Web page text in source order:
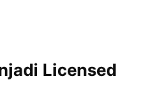
Licensed